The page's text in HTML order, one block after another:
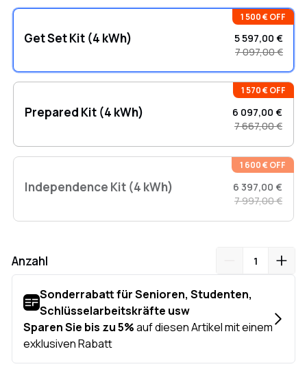
1 500 € OFF
Get Set Kit (4 kWh)
5 597,00 €
7 097,00 €
1 570 € OFF
Prepared Kit (4 kWh)
6 097,00 €
7 667,00 €
1 600 € OFF
Independence Kit (4 kWh)
6 397,00 €
7 997,00 €
Anzahl